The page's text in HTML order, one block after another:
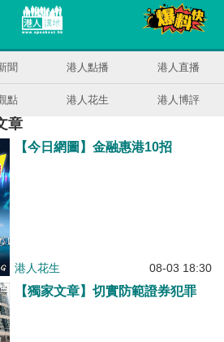
聞 港人點播 港人直播
點 港人花生 港人博評
章
【今日網圖】金融惠港10招
港人花生 08-03 18:30
【獨家文章】切實防範證券犯罪